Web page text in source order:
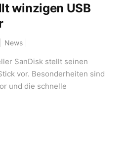
winzigen USB
News
SanDisk stellt seinen
vor. Besonderheiten sind
und die schnelle